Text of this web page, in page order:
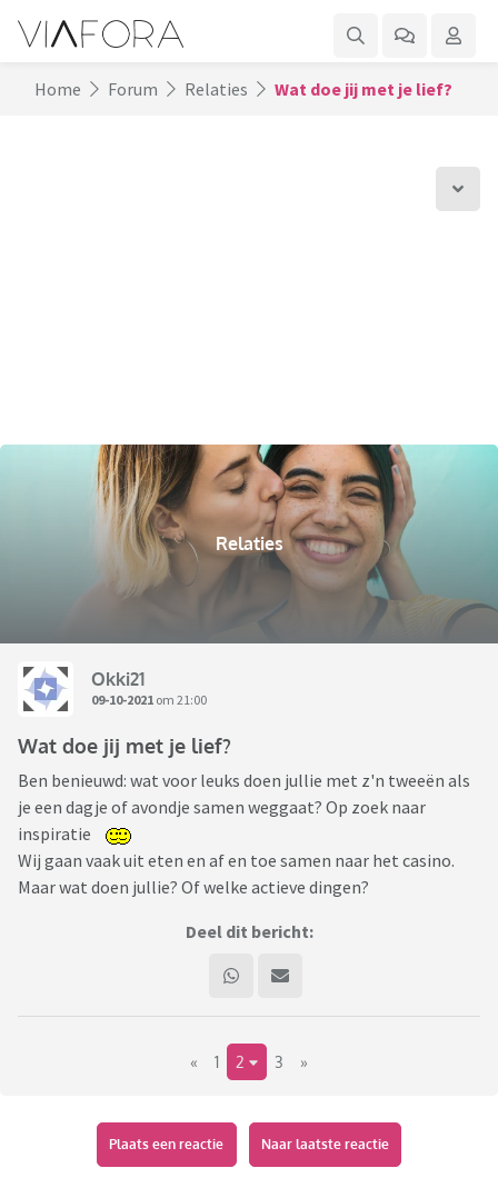
Home Forum Relaties Wat doe jij met je lief?
Relaties
Okki21
09-10-2021 om 21:00
Wat doe jij met je lief?
Ben benieuwd: wat voor leuks doen jullie met z'n tweeën als
je een dagje of avondje samen weggaat? Op zoek naar
inspiratie
Wij gaan vaak uit eten en af en toe samen naar het casino.
Maar wat doen jullie? Of welke actieve dingen?
Deel dit bericht:
« 1 2 3 »
Plaats een reactie Naar laatste reactie